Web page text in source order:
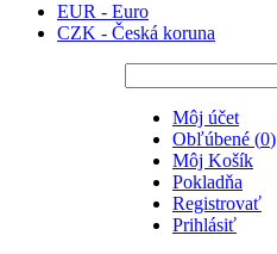
EUR - Euro
CZK - Česká koruna
Môj účet
Obľúbené (0)
Môj Košík
Pokladňa
Registrovať
Prihlásiť